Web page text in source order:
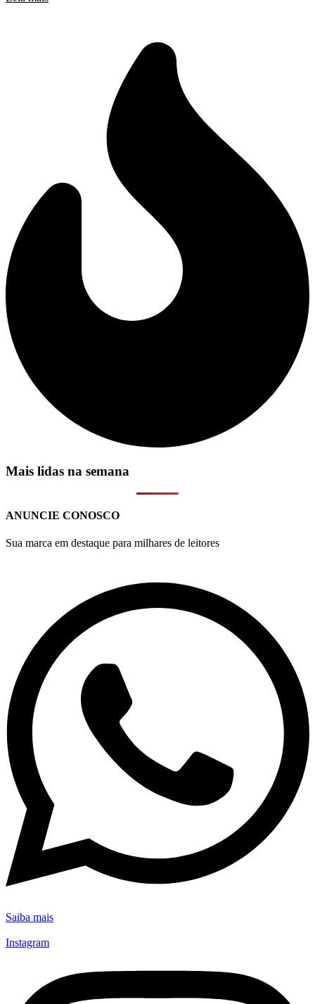
Mais lidas na semana
ANUNCIE CONOSCO
Sua marca em destaque para milhares de leitores
Saiba mais
Instagram